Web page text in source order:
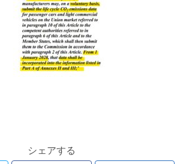
シェアする